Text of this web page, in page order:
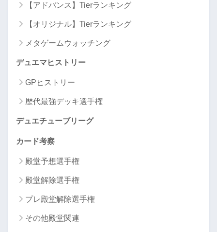
【アドバンス】Tierランキング
【オリジナル】Tierランキング
メタゲームウォッチング
デュエマヒストリー
GPヒストリー
歴代最強デッキ選手権
デュエチューブリーグ
カード考察
殿堂予想選手権
殿堂解除選手権
プレ殿堂解除選手権
その他殿堂関連